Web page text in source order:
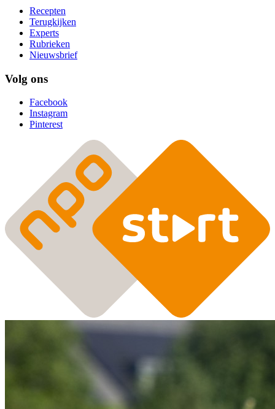
Recepten
Terugkijken
Experts
Rubrieken
Nieuwsbrief
Volg ons
Facebook
Instagram
Pinterest